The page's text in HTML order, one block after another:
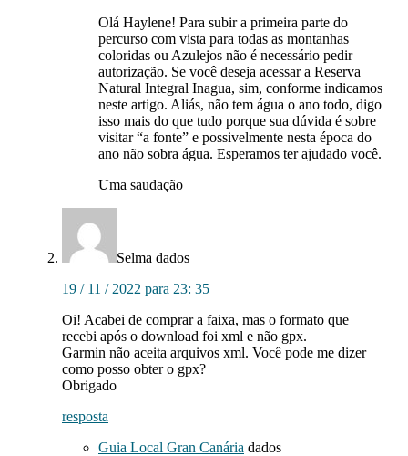
Olá Haylene! Para subir a primeira parte do
percurso com vista para todas as montanhas
coloridas ou Azulejos não é necessário pedir
autorização. Se você deseja acessar a Reserva
Natural Integral Inagua, sim, conforme indicamos
neste artigo. Aliás, não tem água o ano todo, digo
isso mais do que tudo porque sua dúvida é sobre
visitar “a fonte” e possivelmente nesta época do
ano não sobra água. Esperamos ter ajudado você.
Uma saudação
Selma dados
19 / 11 / 2022 para 23: 35
Oi! Acabei de comprar a faixa, mas o formato que
recebi após o download foi xml e não gpx.
Garmin não aceita arquivos xml. Você pode me dizer
como posso obter o gpx?
Obrigado
resposta
Guia Local Gran Canária dados